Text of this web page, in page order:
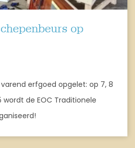
op
erfgoed opgelet: op 7, 8
de EOC Traditionele